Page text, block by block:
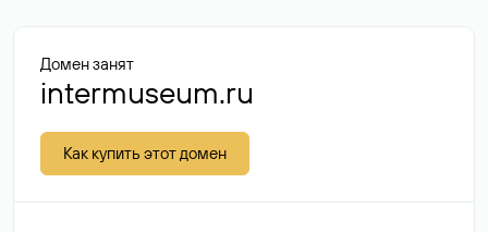
Домен занят
intermuseum.ru
Как купить этот домен